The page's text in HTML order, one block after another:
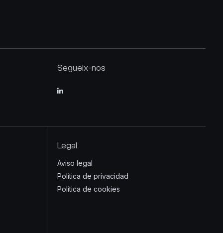
Segueix-nos
Legal
Aviso legal
Política de privacidad
Política de cookies